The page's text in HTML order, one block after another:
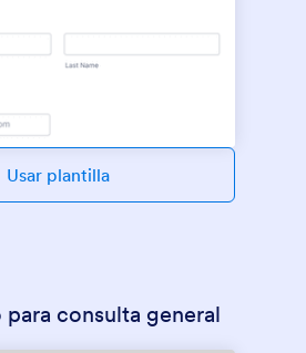
Usar plantilla
para consulta general